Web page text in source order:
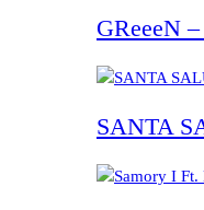
GReeeN
SANTA